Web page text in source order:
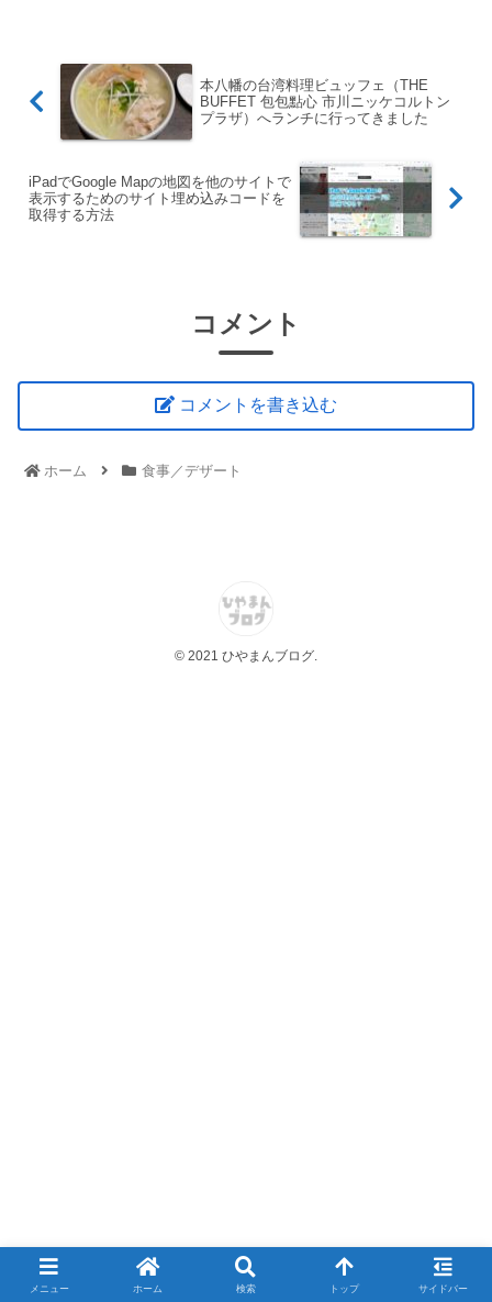
本八幡の台湾料理ビュッフェ（THE
BUFFET 包包點心 市川ニッケコルトン
プラザ）へランチに行ってきました
iPadでGoogle Mapの地図を他のサイトで
表示するためのサイト埋め込みコードを
取得する方法
コメント
コメントを書き込む
ホーム 食事／デザート
© 2021 ひやまんブログ.
メニュー ホーム 検索 トップ サイドバー